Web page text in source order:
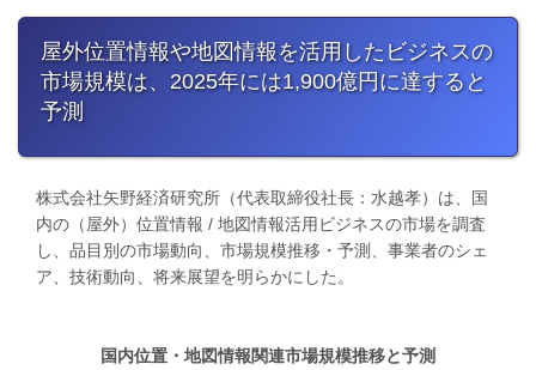
屋外位置情報や地図情報を活用したビジネスの
市場規模は、2025年には1,900億円に達すると
予測
株式会社矢野経済研究所（代表取締役社長：水越孝）は、国
内の（屋外）位置情報 / 地図情報活用ビジネスの市場を調査
し、品目別の市場動向、市場規模推移・予測、事業者のシェ
ア、技術動向、将来展望を明らかにした。
国内位置・地図情報関連市場規模推移と予測